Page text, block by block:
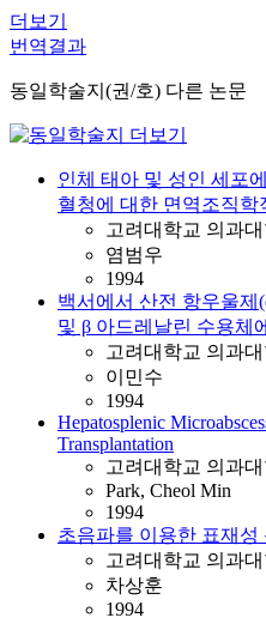
더보기
번역결과
동일학술지(권/호) 다른 논문
인체 태아 및 성인 세포
혈청에 대한 면역조직학
고려대학교 의과
염범우
1994
백서에서 산전 항우울제
및 β 아드레날린 수용체
고려대학교 의과
이민수
1994
Hepatosplenic
Transplantation
고려대학교 의과
Park, Cheol Min
1994
초음파를 이용한 표재성
고려대학교 의과
차상훈
1994